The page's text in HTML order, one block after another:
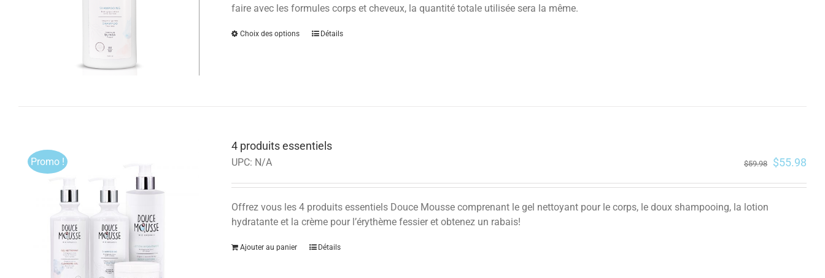
faire avec les formules corps et cheveux, la quantité totale utilisée sera la même.
Choix des options Détails
Promo !
4 produits essentiels
UPC: N/A $59.98 $55.98
Offrez vous les 4 produits essentiels Douce Mousse comprenant le gel nettoyant pour le corps, le doux shampooing, la lotion
hydratante et la crème pour l’érythème fessier et obtenez un rabais!
Ajouter au panier Détails